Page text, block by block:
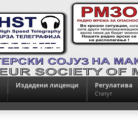
Издадени лиценци Регулатива
Статут